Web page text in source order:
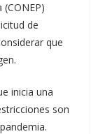
de
que
inicia una
son